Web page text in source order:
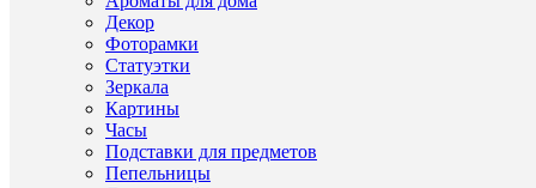
Декор
Фоторамки
Статуэтки
Зеркала
Картины
Часы
Подставки для предметов
Пепельницы